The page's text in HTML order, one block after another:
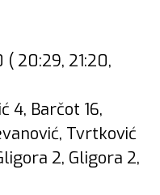
( 20:29, 21:20,
4, Barčot 16,
Tvrtković
2, Gligora 2,